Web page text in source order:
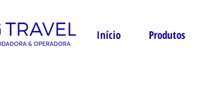
Início Produtos